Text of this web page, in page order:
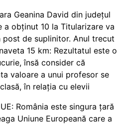
Geanina David din județul
a obținut 10 la Titularizare va
post de suplinitor. Anul trecut
15 km: Rezultatul este o
însă consider că
valoare a unui profesor se
în relația cu elevii
România este singura țară
Uniune Europeană care a